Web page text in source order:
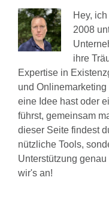
Hey,
2008
ihre
Expertise in
und
eine Idee hast oder
führst, gemeinsam
dieser Seite findest
nützliche Tools,
Unterstützung
wir's an!